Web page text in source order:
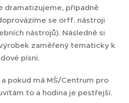
dramatizujeme, případně
se orff. nástroji
nástrojů). Následně si
zaměřený tematicky k
písni.
pokud má MŠ/Centrum pro
to a hodina je pestřejší.